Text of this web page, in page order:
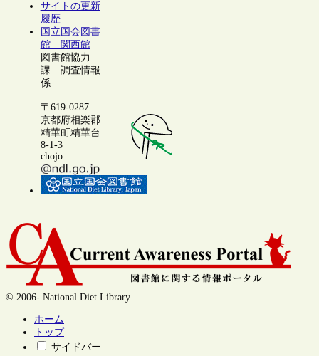
サイトの更新
履歴
国立国会図書
館 関西館
図書館協力
課 調査情報
係
〒619-0287
京都府相楽郡
精華町精華台
8-1-3
chojo
© 2006- National Diet Library
ホーム
トップ
サイドバー